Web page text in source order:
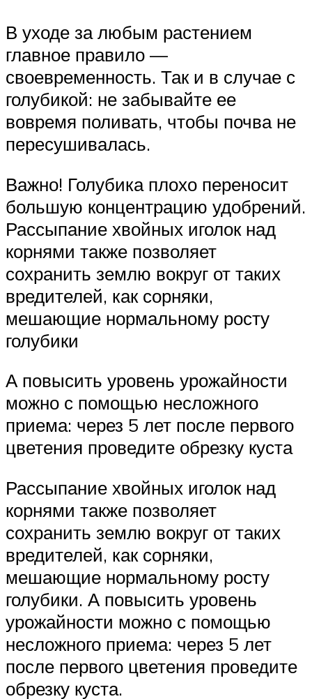
В уходе за любым растением
главное правило —
своевременность. Так и в случае с
голубикой: не забывайте ее
вовремя поливать, чтобы почва не
пересушивалась.
Важно! Голубика плохо переносит
большую концентрацию удобрений.
Рассыпание хвойных иголок над
корнями также позволяет
сохранить землю вокруг от таких
вредителей, как сорняки,
мешающие нормальному росту
голубики
А повысить уровень урожайности
можно с помощью несложного
приема: через 5 лет после первого
цветения проведите обрезку куста
Рассыпание хвойных иголок над
корнями также позволяет
сохранить землю вокруг от таких
вредителей, как сорняки,
мешающие нормальному росту
голубики. А повысить уровень
урожайности можно с помощью
несложного приема: через 5 лет
после первого цветения проведите
обрезку куста.